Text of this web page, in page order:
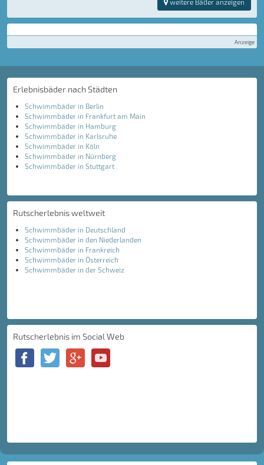
weitere Bäder anzeigen
Anzeige
Erlebnisbäder nach Städten
Schwimmbäder in Berlin
Schwimmbäder in Frankfurt am Main
Schwimmbäder in Hamburg
Schwimmbäder in Karlsruhe
Schwimmbäder in Köln
Schwimmbäder in Nürnberg
Schwimmbäder in Stuttgart
Rutscherlebnis weltweit
Schwimmbäder in Deutschland
Schwimmbäder in den Niederlanden
Schwimmbäder in Frankreich
Schwimmbäder in Österreich
Schwimmbäder in der Schweiz
Rutscherlebnis im Social Web